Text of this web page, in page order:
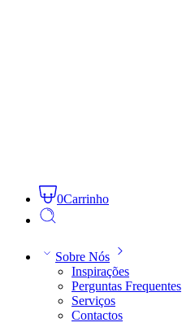
0Carrinho
Sobre Nós
Inspirações
Perguntas Frequentes
Serviços
Contactos